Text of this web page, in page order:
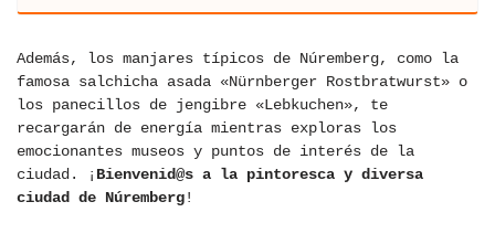
Además, los manjares típicos de Núremberg, como la
famosa salchicha asada «Nürnberger Rostbratwurst» o
los panecillos de jengibre «Lebkuchen», te
recargarán de energía mientras exploras los
emocionantes museos y puntos de interés de la
ciudad. ¡ Bienvenid@s a la pintoresca y diversa
ciudad de Núremberg!